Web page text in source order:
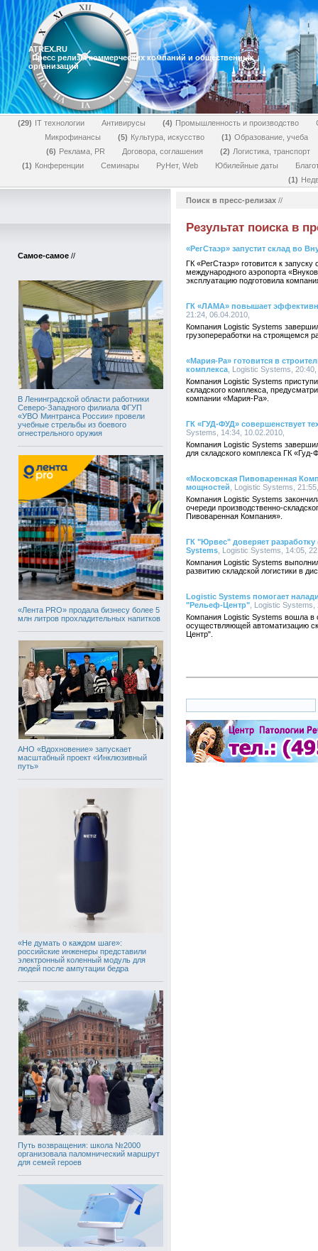
ATREX.RU
Пресс релизы коммерческих компаний и общественных
организаций
29 IT технологии Антивирусы 4 Промышленность и производство
Микрофинансы
5 Культура, искусство 1
Образование, учеба
6
Реклама, PR Договора, соглашения 2
Логистика, транспорт
1
Конференции Семинары РуНет, Web Юбилейные даты
1
Самое-самое //
В Ленинградской области работники
Северо-Западного филиала ФГУП
«УВО Минтранса России» провели
учебные стрельбы из боевого
огнестрельного оружия
«Лента PRO» продала бизнесу более 5
млн литров прохладительных напитков
АНО «Вдохновение» запускает
масштабный проект «Инклюзивный
путь»
«Не думать о каждом шаге»:
российские инженеры представили
электронный коленный модуль для
людей после ампутации бедра
Путь возвращения: школа №2000
организовала паломнический маршрут
для семей героев
Поиск в пресс-релизах //
Результат поиска в
«РегСтаэр» запустит склад во
ГК «РегСтаэр» готовится к запуску
международного аэропорта
эксплуатацию подготовила
ГК «ЛАМА» повышает
21:24, 06.04.2010,
Компания Logistic Systems
грузопереработки на строящемся
«Мария-Ра» готовится в
комплекса , Logistic Systems,
Компания Logistic Systems
складского комплекса,
компании «Мария-Ра».
ГК «ГУД-ФУД» совершенствует
Systems, 14:34, 10.02.2010,
Компания Logistic Systems
для складского комплекса ГК «Гуд-
«Московская Пивоваренная
мощностей , Logistic Systems,
Компания Logistic Systems
очереди производственно-
Пивоваренная Компания».
ГК "Юрвес" доверяет
Systems , Logistic Systems, 14:05,
Компания Logistic Systems
развитию складской логистики в
Logistic Systems помогает
"Рельеф-Центр" , Logistic
Компания Logistic Systems вошла в
осуществляющей автоматизацию
Центр".